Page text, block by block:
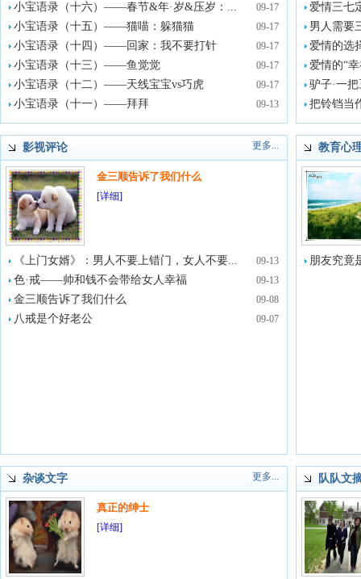
09-17
小宝语录（十六）——春节&年·岁&压岁：...
09-17
小宝语录（十五）——猫喵：躲猫猫
09-17
小宝语录（十四）——回家：我不要打针
09-17
小宝语录（十三）——鱼觉觉
09-17
小宝语录（十二）——天线宝宝vs巧虎
09-13
小宝语录（十一）——拜拜
爱情三七
男人需要
爱情的选
爱情的“
驴子·一
把铃铛当
更多...
影视评论
金三顺告诉了我们什么
[详细]
09-13
《上门女婿》：男人不要上错门，女人不要...
09-13
色·戒——帅和钱不会带给女人幸福
09-08
金三顺告诉了我们什么
09-07
八戒是个好老公
教育心
朋友究竟
更多...
杂谈文字
真正的绅士
[详细]
队队文